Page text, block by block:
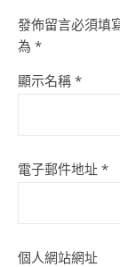
發佈留言必須填
為 *
顯示名稱 *
電子郵件地址 *
個人網站網址